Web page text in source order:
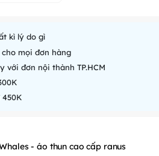
kì lý do gì
mọi đơn hàng
với đơn nội thành TP.HCM
- áo thun cao cấp ranus